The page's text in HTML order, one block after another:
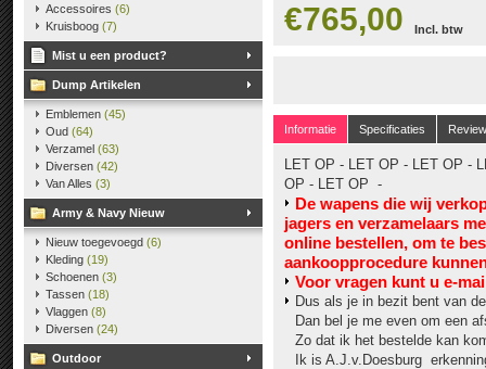
Accessoires (6)
Kruisboog (7)
Mist u een product?
Dump Artikelen
Emblemen (45)
Oud (64)
Verzamel (63)
Diversen (42)
Van Alles (3)
Army & Navy Nieuw
Nieuw toegevoegd (6)
Kleding (19)
Schoenen (3)
Tassen (18)
Vlaggen (8)
Diversen (24)
Outdoor
€765,00 Incl. btw
Informatie Specificaties
LET OP - LET OP - LET OP -
OP - LET OP -
De wapens die wij
jagers en verzamelaars
online bestellen, om te
aankoopprocedure
Voor vragen kunt u e-
Dus als je in bezit bent van
Dan bel je me even om een
Zo dat ik het bestelde kan
Ik is A.J.v.Doesburg